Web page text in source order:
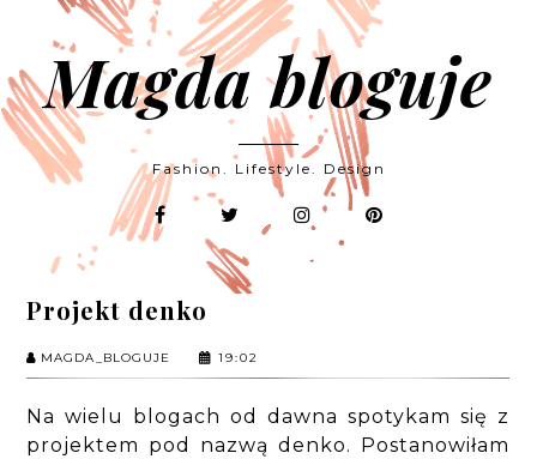
Magda bloguje
Fashion. Lifestyle. Design
Projekt denko
MAGDA_BLOGUJE 19:02
Na wielu blogach od dawna spotykam się z
projektem pod nazwą denko. Postanowiłam